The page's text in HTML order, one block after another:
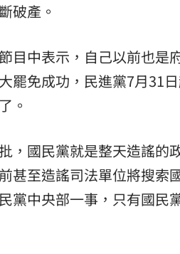
破產。
目中表示，自己以前也是
罷免成功，民進黨7月31
。
，國民黨就是整天造謠的
甚至造謠司法單位將搜索
黨中央部一事，只有國民